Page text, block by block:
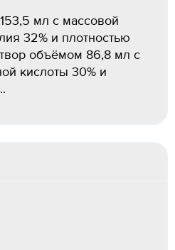
мл с массовой
32% и плотностью
объёмом 86,8 мл с
кислоты 30% и
г